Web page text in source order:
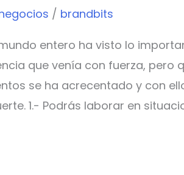
/ brandbits
entero ha visto lo
que venía con fuerza, pero
se ha acrecentado y con
1.- Podrás laborar en